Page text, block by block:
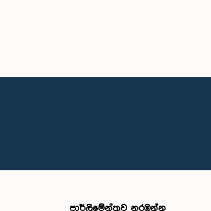
පාර්ලි‌මේන්තුව නරඹන්න